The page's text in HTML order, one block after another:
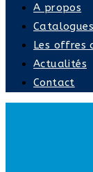
A propos
Catalogues
Les offres
Actualités
Contact